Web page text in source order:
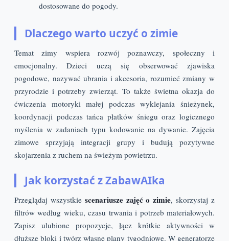
dostosowane do pogody.
Dlaczego warto uczyć o zimie
Temat zimy wspiera rozwój poznawczy, społeczny i
emocjonalny. Dzieci uczą się obserwować zjawiska
pogodowe, nazywać ubrania i akcesoria, rozumieć zmiany w
przyrodzie i potrzeby zwierząt. To także świetna okazja do
ćwiczenia motoryki małej podczas wyklejania śnieżynek,
koordynacji podczas tańca płatków śniegu oraz logicznego
myślenia w zadaniach typu kodowanie na dywanie. Zajęcia
zimowe sprzyjają integracji grupy i budują pozytywne
skojarzenia z ruchem na świeżym powietrzu.
Jak korzystać z ZabawAIka
Przeglądaj wszystkie scenariusze zajęć o zimie, skorzystaj z
filtrów według wieku, czasu trwania i potrzeb materiałowych.
Zapisz ulubione propozycje, łącz krótkie aktywności w
dłuższe bloki i twórz własne plany tygodniowe. W generatorze